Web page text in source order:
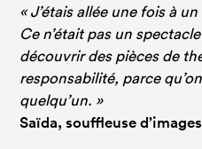
« J’étais allée une fois à
Ce n’était pas un
découvrir des pièces de
responsabilité, parce
quelqu’un. »
Saïda, souffleuse d’images